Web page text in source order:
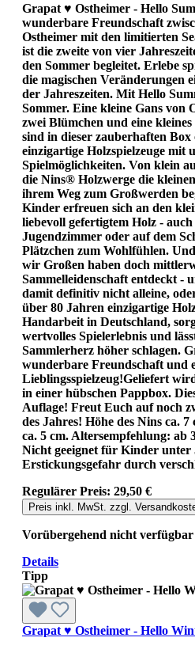
Grapat ♥ Ostheimer - Hello
wunderbare Freundschaft
Ostheimer mit den limitierten
ist die zweite von vier
den Sommer begleitet. Erlebe
die magischen Veränderungen
der Jahreszeiten. Mit Hello
Sommer. Eine kleine Gans von
zwei Blümchen und eine
sind in dieser zauberhaften
einzigartige Holzspielzeuge mit
Spielmöglichkeiten. Von klein
die Nins® Holzwerge die
ihrem Weg zum Großwerden
Kinder erfreuen sich an den
liebevoll gefertigtem Holz -
Jugendzimmer oder auf dem
Plätzchen zum Wohlfühlen.
wir Großen haben doch
Sammelleidenschaft entdeckt -
damit definitiv nicht alleine,
über 80 Jahren einzigartige
Handarbeit in Deutschland,
wertvolles Spielerlebnis und
Sammlerherz höher schlagen.
wunderbare Freundschaft und
Lieblingsspielzeug!Geliefert
in einer hübschen Pappbox.
Auflage! Freut Euch auf noch
des Jahres! Höhe des Nins ca. 7
ca. 5 cm. Altersempfehlung:
Nicht geeignet für Kinder unter
Erstickungsgefahr durch
Regulärer Preis: 29,50 €
Preis inkl. MwSt. zzgl.
Vorübergehend nicht verfügbar
Details
Tipp
Grapat ♥ Ostheimer - Hello